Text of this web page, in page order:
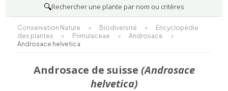
🔍Rechercher une plante par nom ou critères
Conservation Nature > Biodiversité >
Encyclopédie
des plantes
> Primulaceae > Androsace
>
Androsace helvetica
Androsace de suisse (Androsace
helvetica)